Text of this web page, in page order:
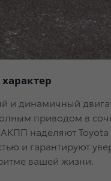
и динамичный
приводом в
АКПП наделяют
и гарантируют
вашей жизни.